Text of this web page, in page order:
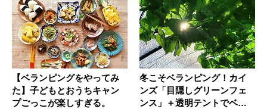
【ベランピングをやってみ
た】子どもとおうちキャン
プごっこが楽しすぎる。
冬こそベランピング！カイ
ンズ「目隠しグリーンフェ
ンス」＋透明テントでベラ